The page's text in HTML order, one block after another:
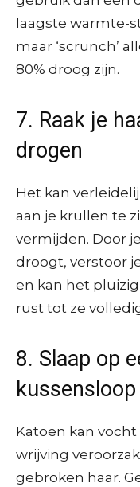
laagste warmte-
maar ‘scrunch’
80% droog zijn.
7. Raak je
drogen
Het kan
aan je krullen te
vermijden. Door
droogt, verstoor
en kan het
rust tot ze
8. Slaap op
kussensloop
Katoen kan
wrijving
gebroken haar.